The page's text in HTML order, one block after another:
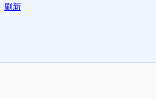
刷新